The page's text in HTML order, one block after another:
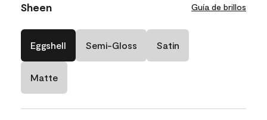
Sheen Guía de brillos
Eggshell Semi-Gloss Satin
Matte